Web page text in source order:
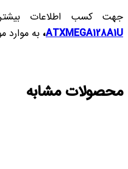
جهت کسب اطلاعات
ATXMEGA128A1U، به موارد
محصولات مشابه